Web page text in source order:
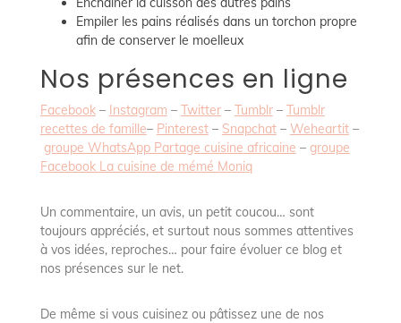
Empiler les pains réalisés dans un torchon propre
afin de conserver le moelleux
Nos présences en ligne
Facebook– Instagram – Twitter– Tumblr– Tumblr
recettes de famille– Pinterest– Snapchat– Weheartit–
groupe WhatsApp Partage cuisine africaine – groupe
Facebook La cuisine de mémé Moniq
Un commentaire, un avis, un petit coucou… sont
toujours appréciés, et surtout nous sommes attentives
à vos idées, reproches… pour faire évoluer ce blog et
nos présences sur le net.
De même si vous cuisinez ou pâtissez une de nos